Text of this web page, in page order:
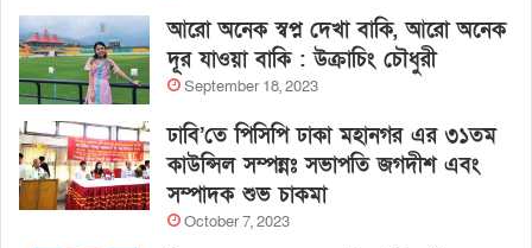
আরো অনেক স্বপ্ন দেখা বাকি, আরো অনেক
দূর যাওয়া বাকি : উক্রাচিং চৌধুরী
September 18, 2023
ঢাবি’তে পিসিপি ঢাকা মহানগর এর ৩১তম
কাউন্সিল সম্পন্নঃ সভাপতি জগদীশ এবং
সম্পাদক শুভ চাকমা
October 7, 2023